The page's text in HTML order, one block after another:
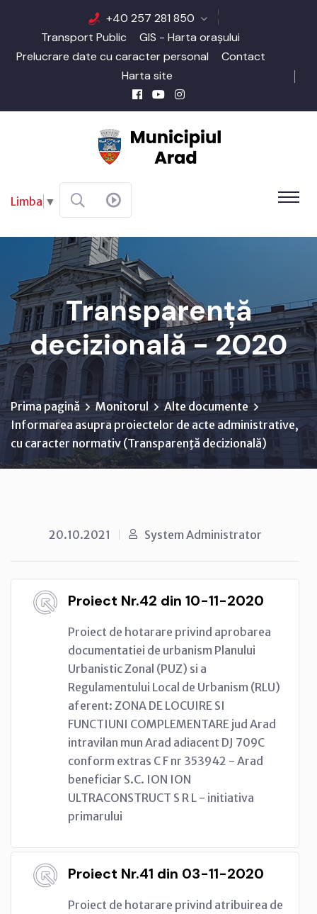
+40 257 281 850
Transport Public
GIS - Harta orașului
Prelucrare date cu caracter personal
Contact
Harta site
Limba ▼
Transparență
decizională - 2020
Prima pagină Monitorul
Alte documente
Informarea asupra proiectelor de acte administrative,
cu caracter normativ (Transparenţă decizională)
20.10.2021 System Administrator
Proiect Nr.42 din 10-11-2020
Proiect de hotarare privind aprobarea
documentatiei de urbanism Planului
Urbanistic Zonal (PUZ) si a
Regulamentului Local de Urbanism (RLU)
aferent: ZONA DE LOCUIRE SI
FUNCTIUNI COMPLEMENTARE jud Arad
intravilan mun Arad adiacent DJ 709C
conform extras C F nr 353942 - Arad
beneficiar S.C. ION ION
ULTRACONSTRUCT S R L - initiativa
primarului
Proiect Nr.41 din 03-11-2020
Proiect de hotarare privind atribuirea de